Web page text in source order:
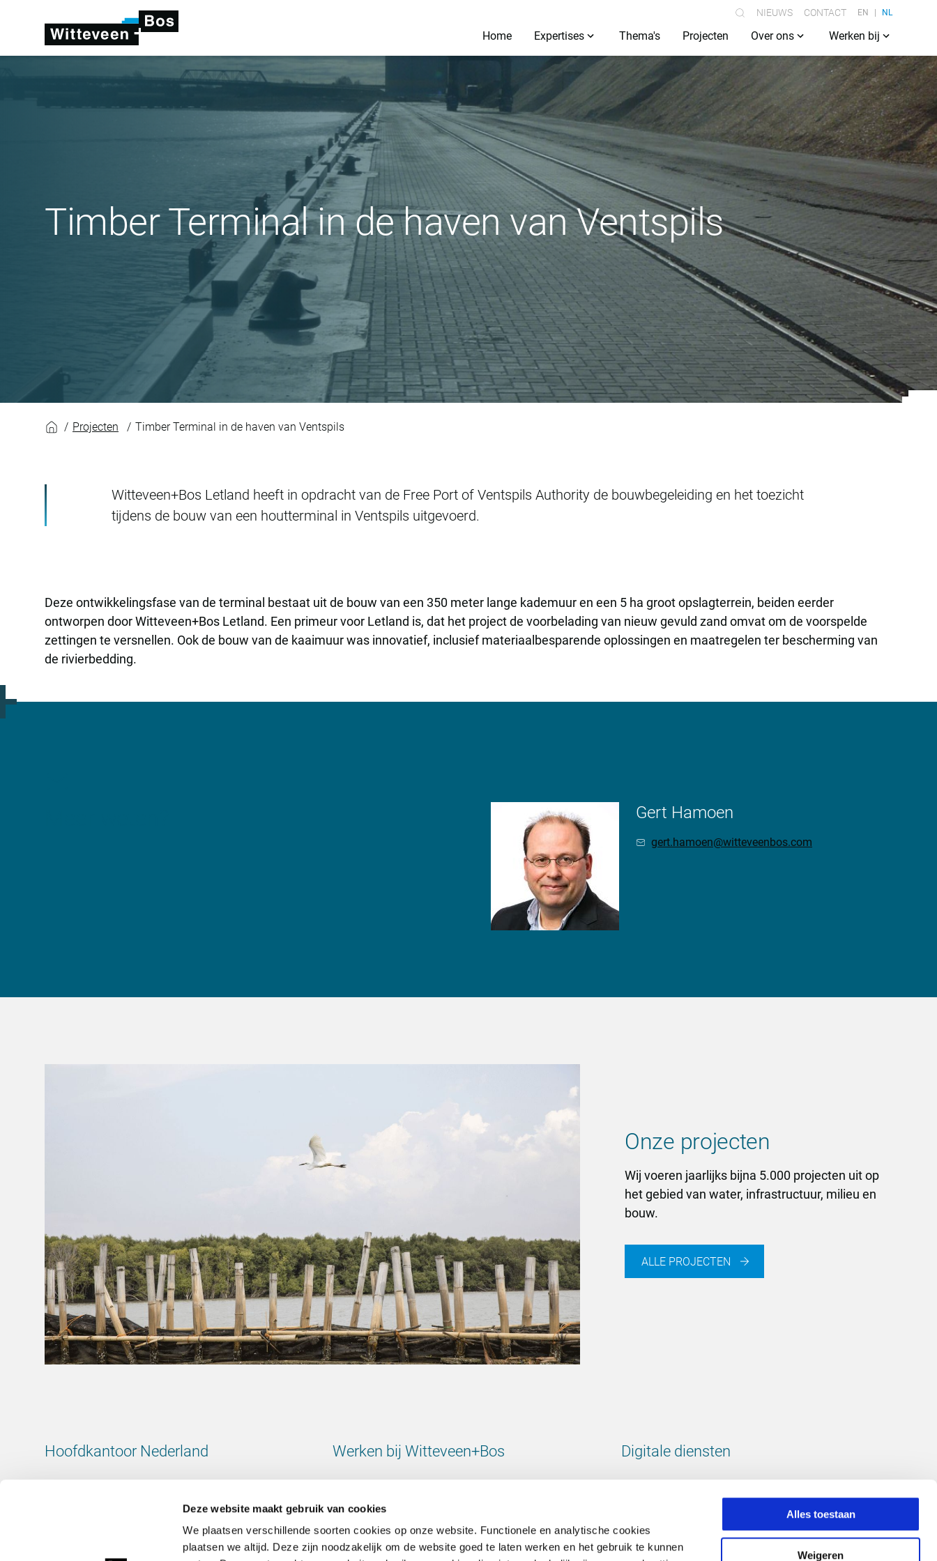
Deze website maakt gebruik van cookies
We plaatsen verschillende soorten cookies op onze website. Functionele en analytische cookies
plaatsen we altijd. Deze zijn noodzakelijk om de website goed te laten werken en het gebruik te kunnen
Alles toestaan
Weigeren
NIEUWS CONTACT EN NL
Home Expertises Thema's Projecten Over ons Werken bij
Timber Terminal in de haven van Ventspils
Timber Terminal in de haven van Ventspils
Projecten Timber Terminal in de haven van Ventspils
Witteveen+Bos Letland heeft in opdracht van de Free Port of Ventspils Authority de bouwbegeleiding en het toezicht
tijdens de bouw van een houtterminal in Ventspils uitgevoerd.
Deze ontwikkelingsfase van de terminal bestaat uit de bouw van een 350 meter lange kademuur en een 5 ha groot opslagterrein, beiden eerder
ontworpen door Witteveen+Bos Letland. Een primeur voor Letland is, dat het project de voorbelading van nieuw gevuld zand omvat om de voorspelde
zettingen te versnellen. Ook de bouw van de kaaimuur was innovatief, inclusief materiaalbesparende oplossingen en maatregelen ter bescherming van
de rivierbedding.
Gert Hamoen
gert.hamoen@witteveenbos.com
Onze projecten
Wij voeren jaarlijks bijna 5.000 projecten uit op
het gebied van water, infrastructuur, milieu en
bouw.
ALLE PROJECTEN
Hoofdkantoor Nederland Werken bij Witteveen+Bos Digitale diensten